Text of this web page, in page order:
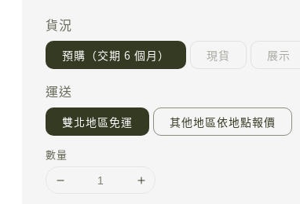
貨況
預購（交期 6 個月） 現貨 展示
運送
雙北地區免運 其他地區依地點報價
數量